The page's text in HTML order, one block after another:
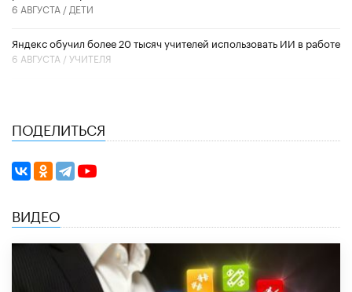
6 АВГУСТА / ДЕТИ
​Яндекс обучил более 20 тысяч учителей использовать ИИ в работе
6 АВГУСТА /УЧИТЕЛЯ
ПОДЕЛИТЬСЯ
ВИДЕО